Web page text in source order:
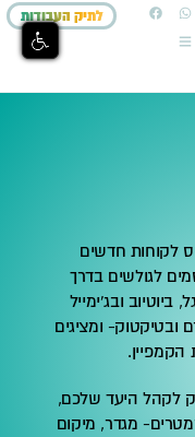
לתיק העבודות
לקוחות חדשים
לגולשים בדרך
ביוטיוב ובג'ימייל
ובטיקטוק- ומציגים
לקהל היעד שלכם,
מגדר, מיקום